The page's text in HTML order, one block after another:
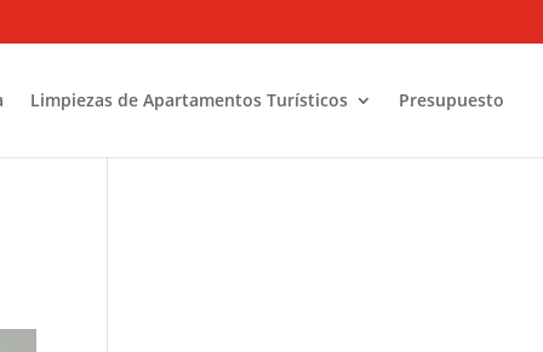
Limpiezas de Apartamentos Turísticos Presupuesto